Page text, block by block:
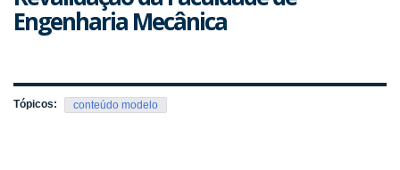
Engenharia Mecânica
Tópicos: conteúdo modelo